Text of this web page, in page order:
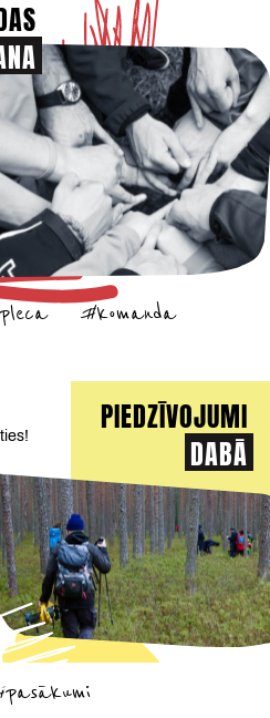
#komanda
PIEDZĪVOJUMI
DABĀ